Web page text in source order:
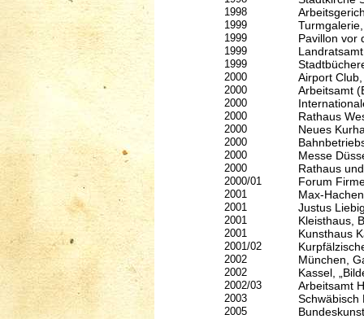
1998
1999
1999 Pavillon vor
1999
1999
2000 Airport
2000 Arbeitsamt
2000
2000 Rathaus
2000 Neues
2000
2000 Messe
2000 Rathaus
2000/01 Forum
2001 Max-
2001 Justus
2001 Kleisthaus,
2001 Kunsthaus
2001/02
2002 München,
2002 Kassel,
2002/03 Arbeitsamt
2003 Schwäbisch
2005